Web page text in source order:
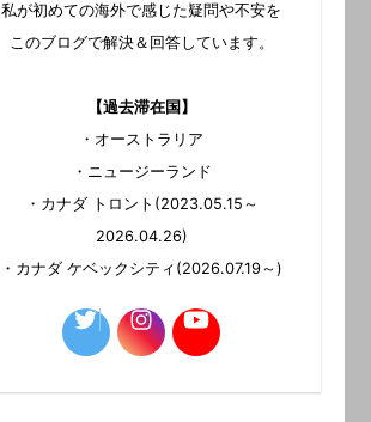
私が初めての海外で感じた疑問や不安を
このブログで解決＆回答しています。
【過去滞在国】
・オーストラリア
・ニュージーランド
・カナダ トロント(2023.05.15～
2026.04.26)
・カナダ ケベックシティ(2026.07.19～)